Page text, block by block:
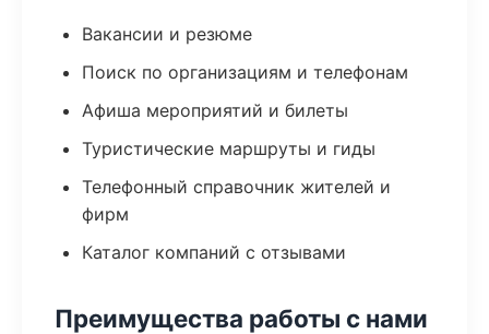
Вакансии и резюме
Поиск по организациям и телефонам
Афиша мероприятий и билеты
Туристические маршруты и гиды
Телефонный справочник жителей и
фирм
Каталог компаний с отзывами
Преимущества работы с нами